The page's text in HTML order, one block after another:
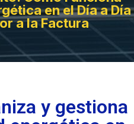
en el Día a Día
a la Factura
y gestiona